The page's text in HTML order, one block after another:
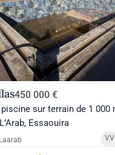
450 000 €
sur terrain de 1 000
Essaouira